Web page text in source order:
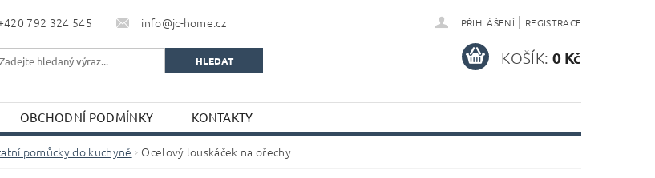
792 324 545 info@jc-home.cz PŘIHLÁŠENÍ | REGISTRACE
KOŠÍK: 0 Kč
OBCHODNÍ PODMÍNKY KONTAKTY
pomůcky do kuchyně Ocelový louskáček na ořechy